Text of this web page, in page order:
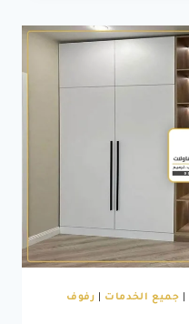
جميع الخدمات
رفوف